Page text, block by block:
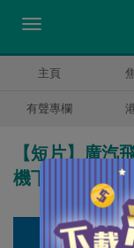
主頁
有聲專欄
【短片】廣汽
機下線 低空出